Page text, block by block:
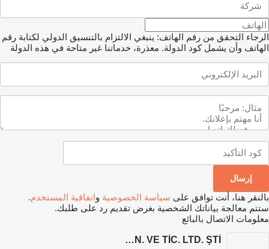
الرجاء التحقق من رقم الهاتف: ينبغي الالتزام بالتنسيق الدولي لكتابة رقم
الهاتف وأن يشمل كود الدولة. معذرة، خدماتنا غير متاحة في هذه الدولة
بالنقر هنا، أنت توافق على سياسة الخصوصية واتفاقية المستخدم.
ستتم معالجة بياناتك الشخصية بغرض تقديم رد على طلبك.
معلومات الاتصال بالبائع
ÜÇKAR SÜT GIDA VE ZİRAİ ÜRÜNLER SAN. VE TİC. LTD. ŞTİ.